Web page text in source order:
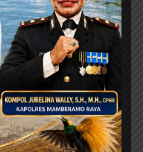
# Lanud Silas Papare
# Pemkab Jayapura